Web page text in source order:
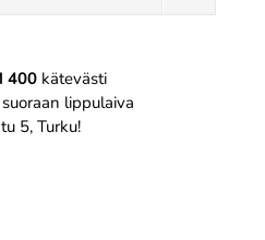
400kätevästi
lippulaiva
5, Turku!